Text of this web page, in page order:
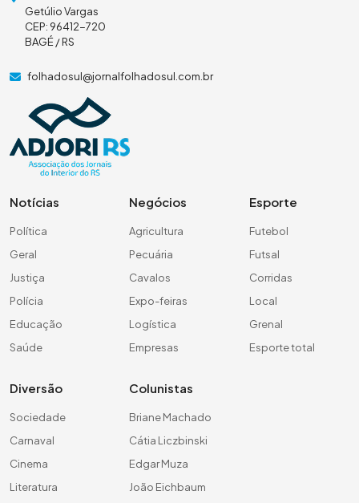
Getúlio Vargas
CEP: 96412-720
BAGÉ / RS
folhadosul@jornalfolhadosul.com.br
Notícias
Política
Geral
Justiça
Polícia
Educação
Saúde
Negócios
Agricultura
Pecuária
Cavalos
Expo-feiras
Logística
Empresas
Esporte
Futebol
Futsal
Corridas
Local
Grenal
Esporte total
Diversão
Sociedade
Carnaval
Cinema
Literatura
Colunistas
Briane Machado
Cátia Liczbinski
Edgar Muza
João Eichbaum